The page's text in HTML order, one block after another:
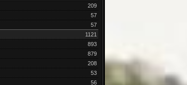
209
57
57
1121
893
879
208
53
56